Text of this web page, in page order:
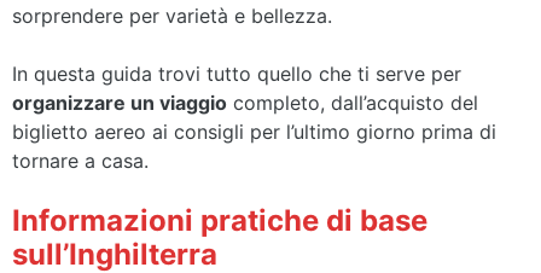
sorprendere per varietà e bellezza.
In questa guida trovi tutto quello che ti serve per
organizzare un viaggio completo, dall’acquisto del
biglietto aereo ai consigli per l’ultimo giorno prima di
tornare a casa.
Informazioni pratiche di base
sull’Inghilterra